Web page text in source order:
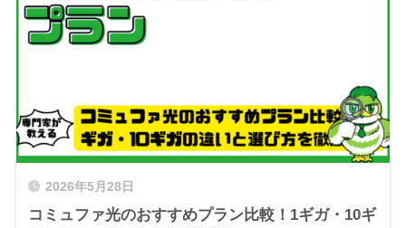
2026年5月28日
コミュファ光のおすすめプラン比較！1ギガ・10ギ